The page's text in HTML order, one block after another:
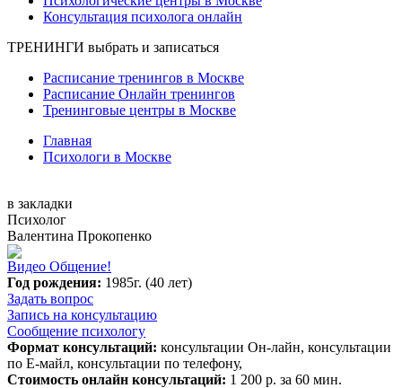
Консультация психолога онлайн
ТРЕНИНГИ выбрать и записаться
Расписание тренингов в Москве
Расписание Онлайн тренингов
Тренинговые центры в Москве
Главная
Психологи в Москве
в закладки
Психолог
Валентина Прокопенко
Видео Общение!
Год рождения: 1985г. (40 лет)
Задать вопрос
Запись на консультацию
Сообщение психологу
Формат консультаций: консультации Он-лайн, консультации
по Е-майл, консультации по телефону,
Стоимость онлайн консультаций: 1 200 р. за 60 мин.